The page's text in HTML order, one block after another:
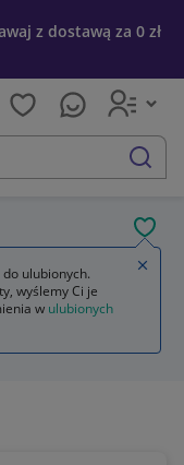
z dostawą za 0 zł
szukaj
ulubionych.
wyślemy Ci je
w ulubionych